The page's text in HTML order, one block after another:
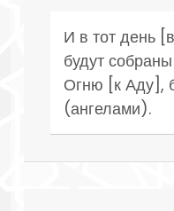
И в тот день
будут
Огню [к Аду],
(ангелами).